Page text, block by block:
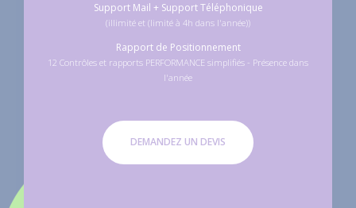
Support Mail + Support Téléphonique
(illimité et (limité à 4h dans l'année))
Rapport de Positionnement
12 Contrôles et rapports PERFORMANCE simplifiés - Présence dans
l'année
DEMANDEZ UN DEVIS